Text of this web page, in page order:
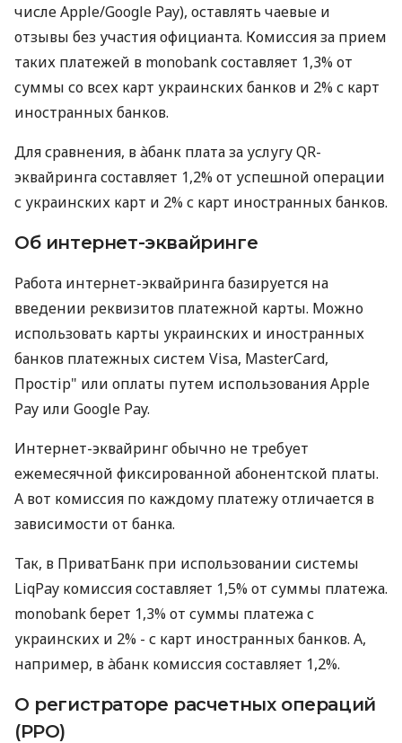
числе Apple/Google Pay), оставлять чаевые и
отзывы без участия официанта. Комиссия за прием
таких платежей в monobank составляет 1,3% от
суммы со всех карт украинских банков и 2% с карт
иностранных банков.
Для сравнения, в àбанк плата за услугу QR-
эквайринга составляет 1,2% от успешной операции
с украинских карт и 2% с карт иностранных банков.
Об интернет-эквайринге
Работа интернет-эквайринга базируется на
введении реквизитов платежной карты. Можно
использовать карты украинских и иностранных
банков платежных систем Visa, MasterCard,
Простір" или оплаты путем использования Apple
Pay или Google Pay.
Интернет-эквайринг обычно не требует
ежемесячной фиксированной абонентской платы.
А вот комиссия по каждому платежу отличается в
зависимости от банка.
Так, в ПриватБанк при использовании системы
LiqPay комиссия составляет 1,5% от суммы платежа.
monobank берет 1,3% от суммы платежа с
украинских и 2% - с карт иностранных банков. А,
например, в àбанк комиссия составляет 1,2%.
О регистраторе расчетных операций
(РРО)